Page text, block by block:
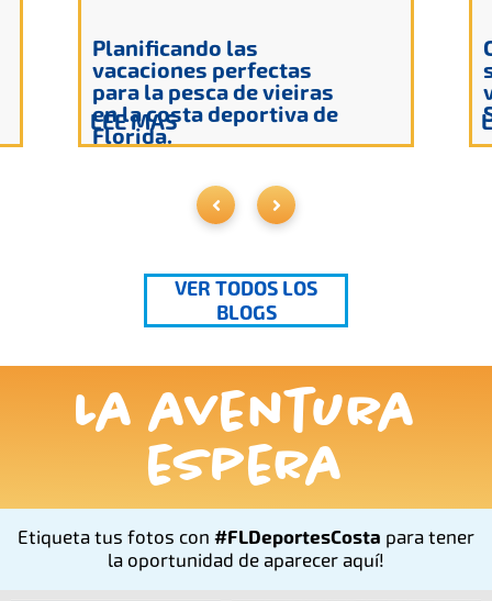
Planificando las
vacaciones perfectas
para la pesca de vieiras
en la costa deportiva de
Florida.
LEE MAS
VER TODOS LOS
BLOGS
La aventura
espera
Etiqueta tus fotos con #FLDeportesCosta para tener
la oportunidad de aparecer aquí!